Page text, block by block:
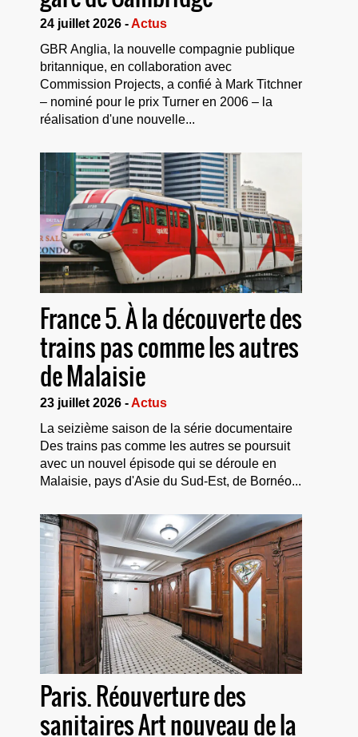
24 juillet 2026 -Actus
GBR Anglia, la nouvelle compagnie publique
britannique, en collaboration avec
Commission Projects, a confié à Mark Titchner
– nominé pour le prix Turner en 2006 – la
réalisation d'une nouvelle...
France 5. À la découverte des
trains pas comme les autres
de Malaisie
23 juillet 2026 -Actus
La seizième saison de la série documentaire
Des trains pas comme les autres se poursuit
avec un nouvel épisode qui se déroule en
Malaisie, pays d'Asie du Sud-Est, de Bornéo...
Paris. Réouverture des
sanitaires Art nouveau de la